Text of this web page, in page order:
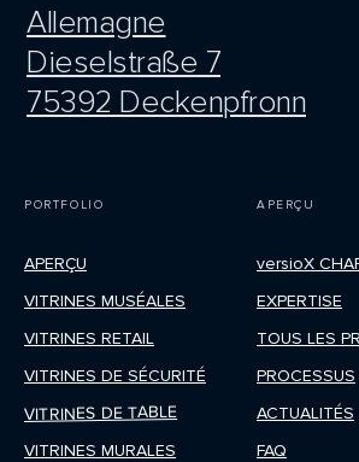
Allemagne
Dieselstraße 7
75392 Deckenpfronn
FAQ
ACTUALITÉS
PROCESSUS
TOUS LES
EXPERTISE
versioX
VITRINES DE SÉCURITÉ
VITRINES RETAIL
VITRINES MUSÉALES
APERÇU
VITRINES MURALES
VITRINES DE TABLE
PORTFOLIO APERÇU